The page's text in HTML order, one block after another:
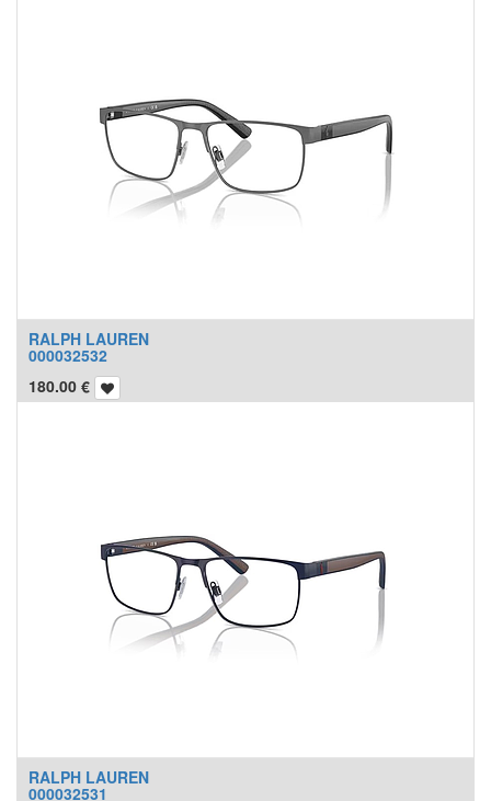
RALPH LAUREN
000032532
180.00 €
RALPH LAUREN
000032531